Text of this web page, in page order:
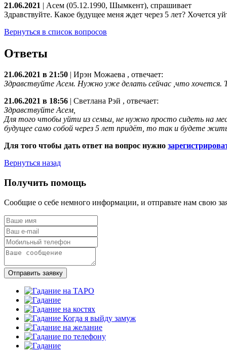
21.06.2021 | Асем (05.12.1990, Шымкент), спрашивает
Здравствуйте. Какое будущее меня ждет через 5 лет? Хочется
Вернуться в список вопросов
Ответы
21.06.2021 в 21:50 Ирэн Можаева , отвечает:
Здравствуйте Асем. Нужно уже делать сейчас ,что хочется.
21.06.2021 в 18:56
Светлана Рэй , отвечает:
Здравствуйте Асем,
Для того чтобы уйти из семьи, не нужно просто сидеть на
будущее само собой через 5 лет придёт, то так и будете
Для того чтобы дать ответ на вопрос нужно
Вернуться назад
Получить помощь
Сообщие о себе немного информации, и отправьте нам свою
Отправить заявку